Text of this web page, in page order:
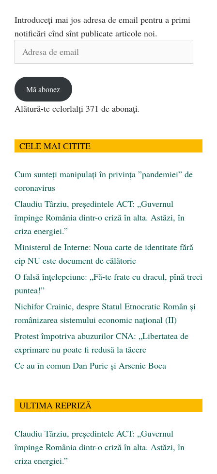
Introduceți mai jos adresa de email pentru a primi
notificări cînd sînt publicate articole noi.
Adresa
Mă abonez
Alătură-te celorlalți 371 de abonați.
CELE MAI CITITE
Cum sunteți manipulați în privința ”pandemiei” de
coronavirus
Claudiu Târziu, președintele ACT: „Guvernul
împinge România dintr-o criză în alta. Astăzi, în
criza energiei.”
Ministerul de Interne: Noua carte de identitate fără
cip NU este document de călătorie
O falsă înțelepciune: „Fă-te frate cu dracul, pînă treci
puntea!”
Nichifor Crainic, despre Statul Etnocratic Român şi
românizarea sistemului economic naţional (II)
Protest împotriva abuzurilor CNA: „Libertatea de
exprimare nu poate fi redusă la tăcere
Ce au în comun Dan Puric şi Arsenie Boca
ULTIMA REPRIZĂ
Claudiu Târziu, președintele ACT: „Guvernul
împinge România dintr-o criză în alta. Astăzi, în
criza energiei.”